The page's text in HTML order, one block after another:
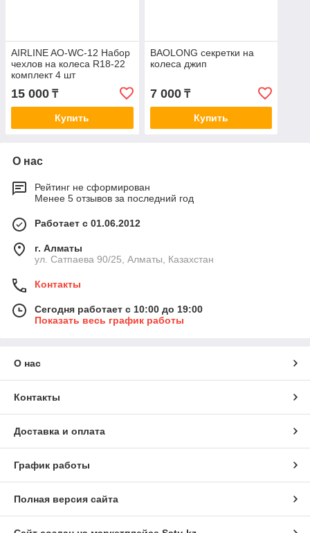
AIRLINE AO-WC-12 Набор
чехлов на колеса R18-22
комплект 4 шт
15 000 ₸
Купить
BAOLONG секретки на
колеса джип
7 000₸
Купить
О нас
Рейтинг не сформирован
Менее 5 отзывов за последний год
Работает с 01.06.2012
г. Алматы
ул. Сатпаева 90/25, Алматы, Казахстан
Контакты
Сегодня работает с 10:00 до 19:00
Показать весь график работы
О нас
Контакты
Доставка и оплата
График работы
Полная версия сайта